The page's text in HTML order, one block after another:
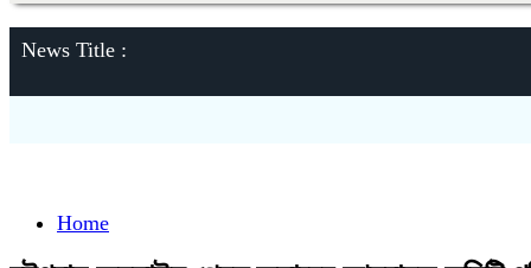
News Title :
Home